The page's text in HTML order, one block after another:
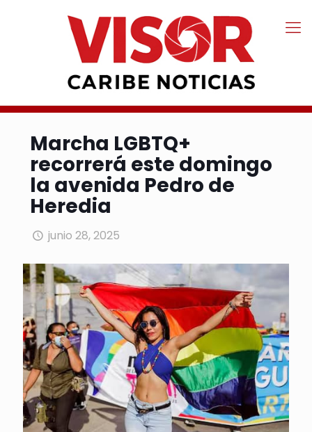
Marcha LGBTQ+
recorrerá este domingo
la avenida Pedro de
Heredia
junio 28, 2025